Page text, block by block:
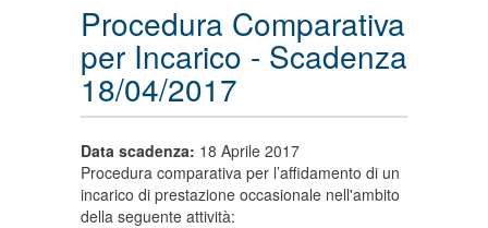
Procedura Comparativa
per Incarico - Scadenza
18/04/2017
Data scadenza: 18 Aprile 2017
Procedura comparativa per l’affidamento di un
incarico di prestazione occasionale nell'ambito
della seguente attività: